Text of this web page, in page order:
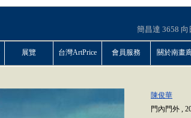
簡昌達 3658 向
展覽 台灣ArtPrice 會員服務 關於南畫
陳俊華
門內門外 ,